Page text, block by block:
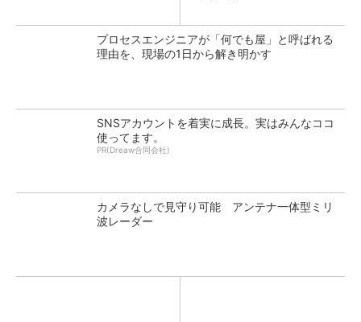
プロセスエンジニアが「何でも屋」と呼ばれる
理由を、現場の1日から解き明かす
SNSアカウントを着実に成長。実はみんなココ
使ってます。
PR(Dreaw合同会社)
カメラなしで見守り可能 アンテナ一体型ミリ
波レーダー